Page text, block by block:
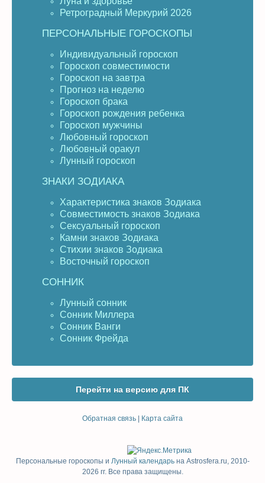
Ретроградный Меркурий 2026
ПЕРСОНАЛЬНЫЕ ГОРОСКОПЫ
Индивидуальный гороскоп
Гороскоп совместимости
Гороскоп на завтра
Прогноз на неделю
Гороскоп брака
Гороскоп рождения ребенка
Гороскоп мужчины
Любовный гороскоп
Любовный оракул
Лунный гороскоп
ЗНАКИ ЗОДИАКА
Характеристика знаков Зодиака
Совместимость знаков Зодиака
Сексуальный гороскоп
Камни знаков Зодиака
Стихии знаков Зодиака
Восточный гороскоп
СОННИК
Лунный сонник
Сонник Миллера
Сонник Ванги
Сонник Фрейда
Перейти на версию для ПК
Обратная связь Карта сайта
Персональные гороскопы и Лунный календарьна Astrosfera.ru, 2010-
2026 гг. Все права защищены.